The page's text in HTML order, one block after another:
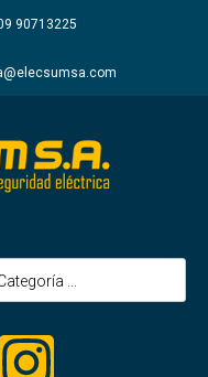
90713225